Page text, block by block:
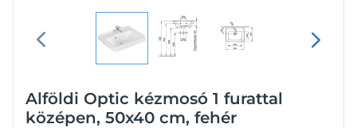
Alföldi Optic kézmosó 1 furattal
középen, 50x40 cm, fehér